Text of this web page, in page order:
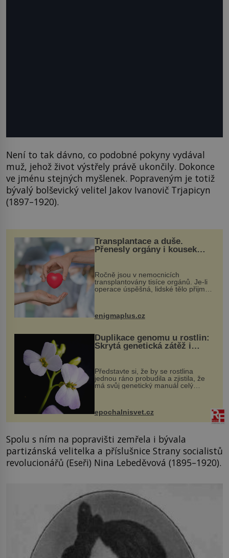
Není to tak dávno, co podobné pokyny vydával
muž, jehož život výstřely právě ukončily. Dokonce
ve jménu stejných myšlenek. Popraveným je totiž
bývalý bolševický velitel Jakov Ivanovič Trjapicyn
(1897–1920).
Transplantace a duše.
Přenesly orgány i kousek
Ročně jsou v nemocnicích
transplantovány tisíce orgánů. Je-li
operace úspěšná, lidské tělo přijme
enigmaplus.cz
Duplikace genomu u rostlin:
Skrytá genetická zátěž i
Představte si, že by se rostlina
jednou ráno probudila a zjistila, že
má svůj genetický manuál celý
vstupenka...
epochalnisvet.cz
Spolu s ním na popravišti zemřela i bývala
partizánská velitelka a příslušnice Strany socialistů
revolucionářů (Eseři) Nina Lebeděvová (1895–1920).